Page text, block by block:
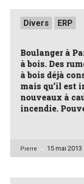
Posted
inDivers ERP
Boulanger à
à bois. Des
à bois déjà
mais qu’il est
nouveaux à
incendie.
Posted
Pierre 15 mai 2013